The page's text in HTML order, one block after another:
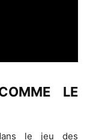
LE
le jeu des